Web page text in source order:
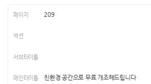
209
친환경 공간으로 무료 개조해드립니다